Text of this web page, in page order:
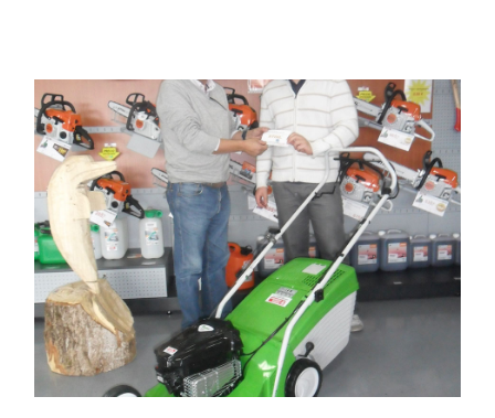
MULTIMEDIA
Videos
Galería de imágenes
MARCAS
Nuestras marcas
CATÁLOGOS